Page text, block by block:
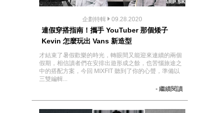
企劃特輯 09.28.2020
連假穿搭指南！攜手 YouTuber 那個矮子
Kevin 怎麼玩出 Vans 新造型
才結束了暑假歡樂的時光，轉眼間又能迎來連續的兩個
假期，相信讀者們在安排出遊形成之餘，也苦惱旅途之
中的搭配方案，今回 MIXFIT 聽到了你的心聲，準備以
三雙編輯...
- 繼續閱讀